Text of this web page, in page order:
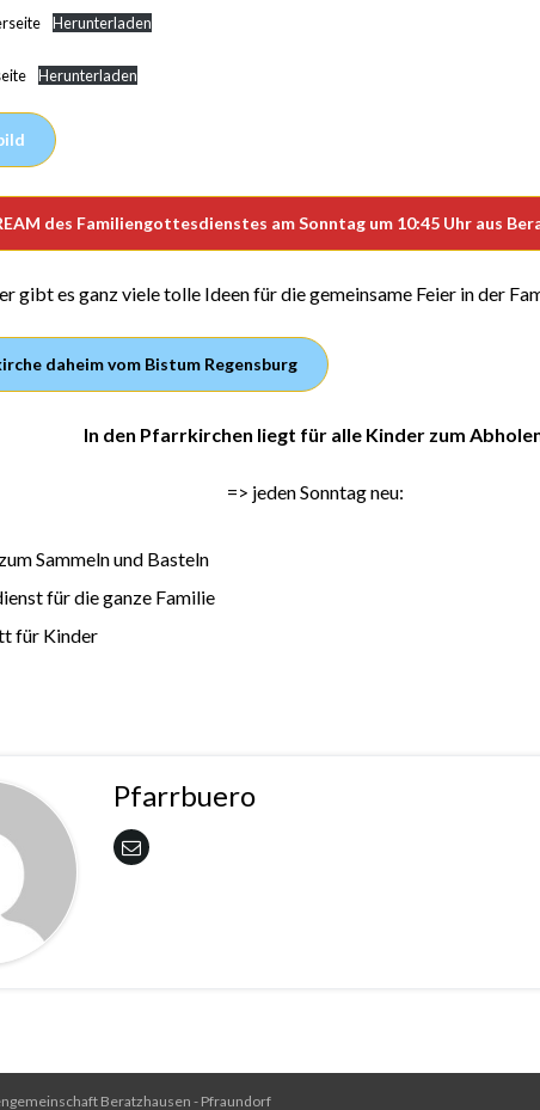
Herunterladen
Herunterladen
des Familiengottesdienstes am Sonntag um 10:45 Uhr aus
gibt es ganz viele tolle Ideen für die gemeinsame Feier in der
daheim vom Bistum Regensburg
In den Pfarrkirchen liegt für alle Kinder zum
=> jeden Sonntag neu:
Sammeln und Basteln
für die ganze Familie
für Kinder
Pfarrbuero
Beratzhausen - Pfraundorf